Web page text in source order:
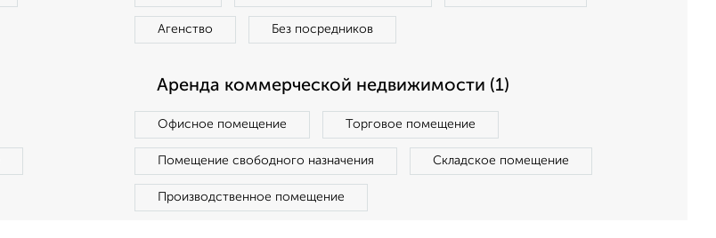
Агенство Без посредников
Аренда коммерческой недвижимости (1)
Офисное помещение Торговое помещение
Помещение свободного назначения Складское помещение
Производственное помещение